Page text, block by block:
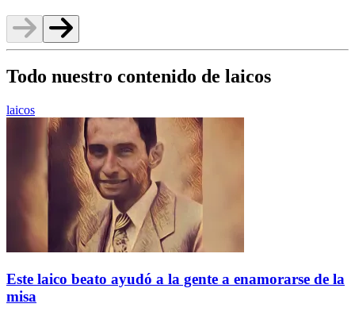
Todo nuestro contenido de laicos
laicos
Este laico beato ayudó a la gente a enamorarse de la
misa